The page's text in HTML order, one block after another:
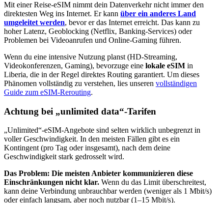
Mit einer Reise-eSIM nimmt dein Datenverkehr nicht immer den
direktesten Weg ins Internet. Er kann über ein anderes Land
umgeleitet werden, bevor er das Internet erreicht. Das kann zu
hoher Latenz, Geoblocking (Netflix, Banking-Services) oder
Problemen bei Videoanrufen und Online-Gaming führen.
Wenn du eine intensive Nutzung planst (HD-Streaming,
Videokonferenzen, Gaming), bevorzuge eine lokale eSIM in
Liberia, die in der Regel direktes Routing garantiert. Um dieses
Phänomen vollständig zu verstehen, lies unseren vollständigen
Guide zum eSIM-Rerouting.
Achtung bei „unlimited data“-Tarifen
„Unlimited“-eSIM-Angebote sind selten wirklich unbegrenzt in
voller Geschwindigkeit. In den meisten Fällen gibt es ein
Kontingent (pro Tag oder insgesamt), nach dem deine
Geschwindigkeit stark gedrosselt wird.
Das Problem: Die meisten Anbieter kommunizieren diese
Einschränkungen nicht klar. Wenn du das Limit überschreitest,
kann deine Verbindung unbrauchbar werden (weniger als 1 Mbit/s)
oder einfach langsam, aber noch nutzbar (1–15 Mbit/s).